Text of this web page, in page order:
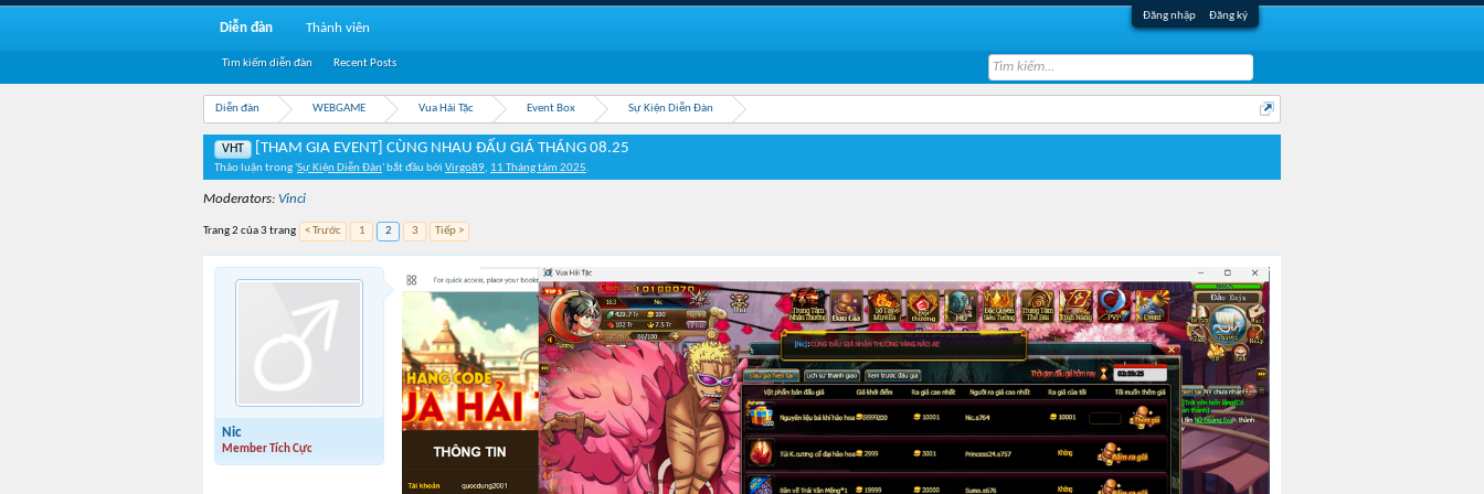
Đăng nhập Đăng ký
Diễn đàn WEBGAME Vua Hải Tặc Event Box Sự Kiện Diễn Đàn
VHT [THAM GIA EVENT] CÙNG NHAU ĐẤU GIÁ THÁNG 08.25
Thảo luận trong 'Sự Kiện Diễn Đàn' bắt đầu bởi Virgo89, 11 Tháng tám 2025.
Moderators: Vinci
Trang 2 của 3 trang < Trước 1 2 3 Tiếp >
Nic
Member Tích Cực
Diễn đàn
Tìm kiếm diễn đàn Recent Posts
Thành viên